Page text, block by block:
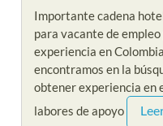
Importante cadena
para vacante de
experiencia en
encontramos en la
obtener experiencia en
labores de apoyo